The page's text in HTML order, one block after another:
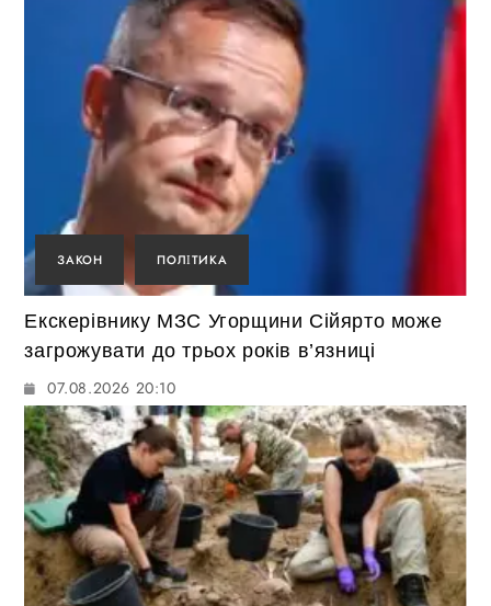
ЗАКОН ПОЛІТИКА
Екскерівнику МЗС Угорщини Сійярто може
загрожувати до трьох років в’язниці
07.08.2026 20:10